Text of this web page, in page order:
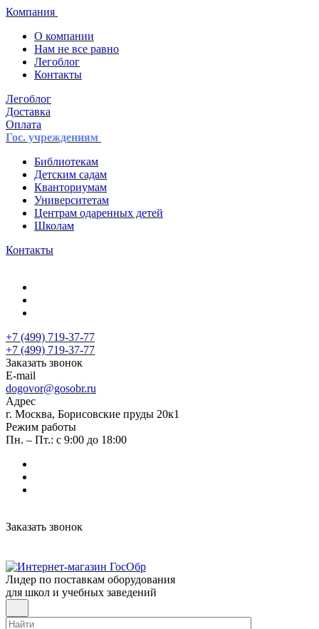
Компания
О компании
Нам не все равно
Легоблог
Контакты
Легоблог
Доставка
Оплата
Гос. учреждениям
Библиотекам
Детским садам
Кванториумам
Университетам
Центрам одаренных детей
Школам
Контакты
+7 (499) 719-37-77
+7 (499) 719-37-77
Заказать звонок
E-mail
dogovor@gosobr.ru
Адрес
г. Москва, Борисовские пруды 20к1
Режим работы
Пн. – Пт.: с 9:00 до 18:00
Заказать звонок
Лидер по поставкам оборудования
для школ и учебных заведений